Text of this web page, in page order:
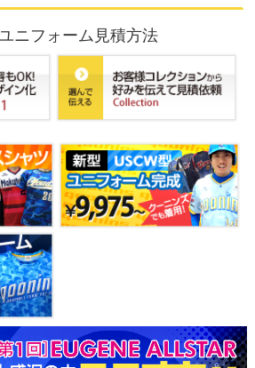
ニフォーム見積方法